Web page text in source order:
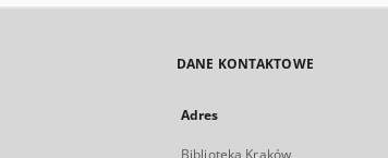
DANE KONTAKTOWE
Adres
Biblioteka Kraków